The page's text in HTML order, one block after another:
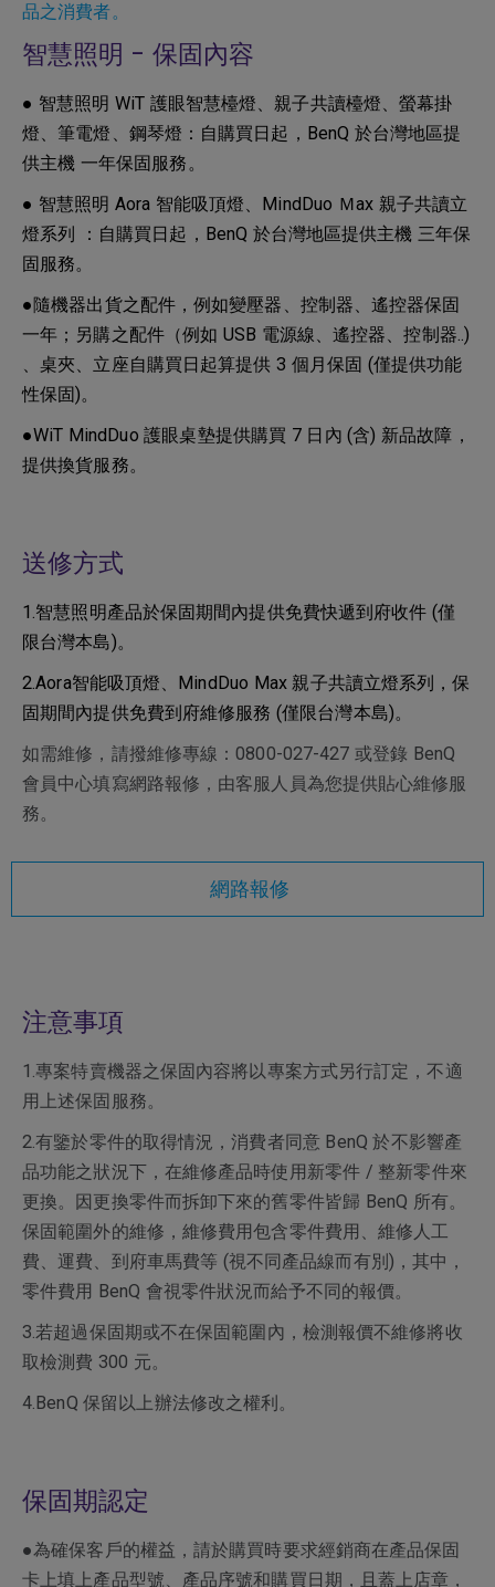
品之消費者。
智慧照明 - 保固內容
● 智慧照明 WiT 護眼智慧檯燈、親子共讀檯燈、螢幕掛
燈、筆電燈、鋼琴燈：自購買日起，BenQ 於台灣地區提
供主機 一年保固服務。
● 智慧照明 Aora 智能吸頂燈、MindDuo Ｍax 親子共讀立
燈系列 ：自購買日起，BenQ 於台灣地區提供主機 三年保
固服務。
●隨機器出貨之配件，例如變壓器、控制器、遙控器保固
一年；另購之配件（例如 USB 電源線、遙控器、控制器..)
、桌夾、立座自購買日起算提供 3 個月保固 (僅提供功能
性保固)。
●WiT MindDuo 護眼桌墊提供購買 7 日內 (含) 新品故障，
提供換貨服務。
送修方式
1.智慧照明產品於保固期間內提供免費快遞到府收件 (僅
限台灣本島)。
2.Aora智能吸頂燈、MindDuo Max 親子共讀立燈系列，保
固期間內提供免費到府維修服務 (僅限台灣本島)。
如需維修，請撥維修專線：0800-027-427 或登錄 BenQ
會員中心填寫網路報修，由客服人員為您提供貼心維修服
務。
網路報修
注意事項
1.專案特賣機器之保固內容將以專案方式另行訂定，不適
用上述保固服務。
2.有鑒於零件的取得情況，消費者同意 BenQ 於不影響產
品功能之狀況下，在維修產品時使用新零件 / 整新零件來
更換。因更換零件而拆卸下來的舊零件皆歸 BenQ 所有。
保固範圍外的維修，維修費用包含零件費用、維修人工
費、運費、到府車馬費等 (視不同產品線而有別)，其中，
零件費用 BenQ 會視零件狀況而給予不同的報價。
3.若超過保固期或不在保固範圍內，檢測報價不維修將收
取檢測費 300 元。
4.BenQ 保留以上辦法修改之權利。
保固期認定
●為確保客戶的權益，請於購買時要求經銷商在產品保固
卡上填上產品型號、產品序號和購買日期，且蓋上店章，